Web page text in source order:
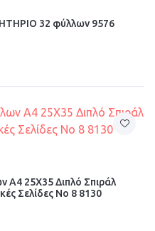
32 φύλλων 9576
25X35 Διπλό Σπιράλ
Σελίδες Νο 8 8130